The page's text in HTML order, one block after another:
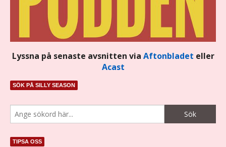
Lyssna på senaste avsnitten via Aftonbladet eller
Acast
SÖK PÅ SILLY SEASON
TIPSA OSS